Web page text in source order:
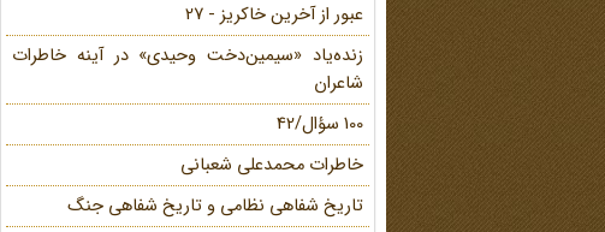
عبور از آخرین خاکریز - 27
زنده‌یاد «سیمین‌دخت وحیدی» در آینه خاطرات
شاعران
100 سؤال/42
خاطرات محمد‌علی شعبانی
تاریخ شفاهی نظامی و تاریخ شفاهی جنگ